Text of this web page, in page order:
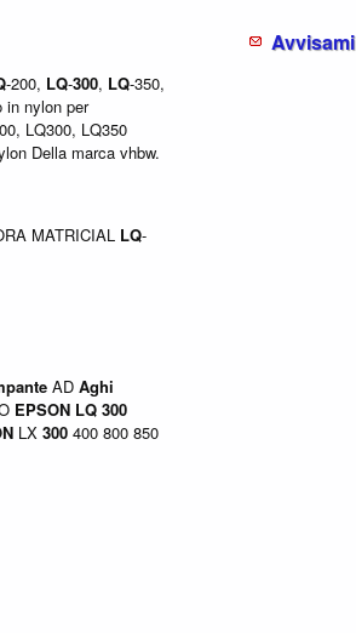
-200, LQ-300, LQ-350,
in nylon per
LQ300, LQ350
Della marca vhbw.
MATRICIAL LQ-
AD Aghi
EPSON LQ 300
LX 300 400 800 850
Avvisami